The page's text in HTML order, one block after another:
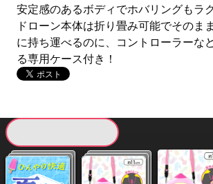
安定感のあるボディでホバリングもラ
ドローン本体は折り畳み可能でそのま
に持ち運べるのに、コントローラーな
る専用ケース付き！